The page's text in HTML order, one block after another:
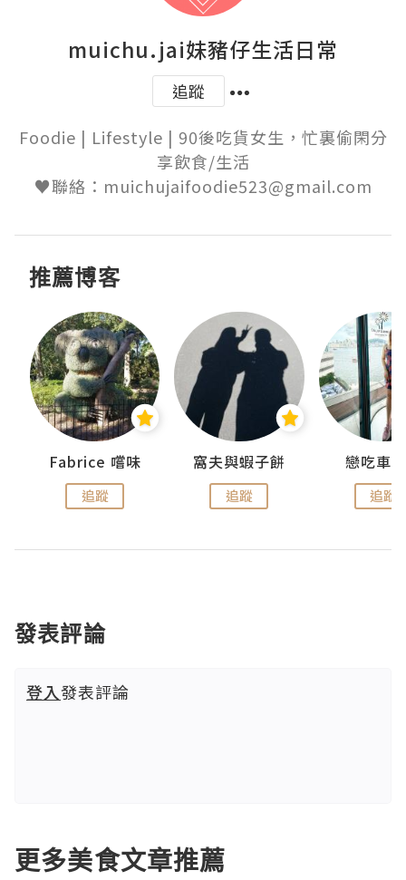
muichu.jai妹豬仔生活日常
追蹤
Foodie | Lifestyle | 90後吃貨女生，忙裏偷閑分
享飲食/生活
♥聯絡：muichujaifoodie523@gmail.com
推薦博客
Fabrice 嚐味
追蹤
窩夫與蝦子餅
追蹤
戀吃車
追蹤
發表評論
登入發表評論
更多美食文章推薦